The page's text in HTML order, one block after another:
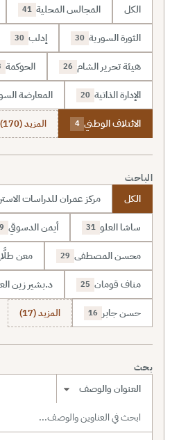
الكل المجالس المحلية 41
الثورة السورية 30 إدلب 30
هيئة تحرير الشام 26 الحوكمة
الإدارة الذاتية 20 المعارضة
الائتلاف الوطني 4 المزيد (170)
الباحث
الكل مركز عمران للدراسات
ساشا العلو 31 أيمن الدسوقي
محسن المصطفى 29 معن
مناف قومان 25 د.بشير زين
حسن جابر 16 المزيد (17)
بحث
نطاق البحث